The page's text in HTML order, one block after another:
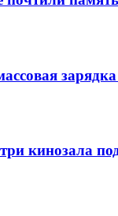
кинозала